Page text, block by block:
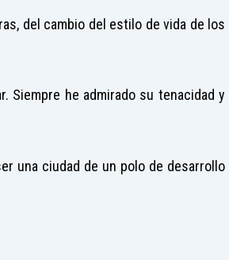
del cambio del estilo de vida de los
Siempre he admirado su tenacidad y
una ciudad de un polo de desarrollo